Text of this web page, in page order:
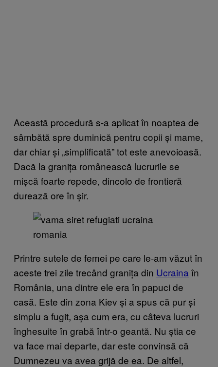
Această procedură s-a aplicat în noaptea de
sâmbătă spre duminică pentru copii și mame,
dar chiar și „simplificată” tot este anevoioasă.
Dacă la granița românească lucrurile se
mișcă foarte repede, dincolo de frontieră
durează ore în șir.
Printre sutele de femei pe care le-am văzut în
aceste trei zile trecând granița din Ucraina în
România, una dintre ele era în papuci de
casă. Este din zona Kiev și a spus că pur și
simplu a fugit, așa cum era, cu câteva lucruri
înghesuite în grabă într-o geantă. Nu știa ce
va face mai departe, dar este convinsă că
Dumnezeu va avea grijă de ea. De altfel,